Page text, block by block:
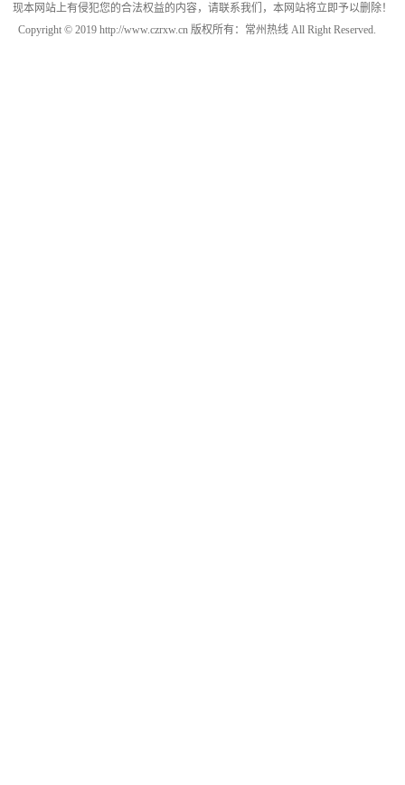
现本网站上有侵犯您的合法权益的内容，请联系我们，本网站将立即予以删除！
Copyright © 2019 http://www.czrxw.cn 版权所有：常州热线 All Right Reserved.